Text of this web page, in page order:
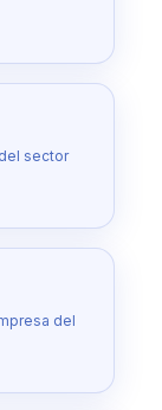
sector
del